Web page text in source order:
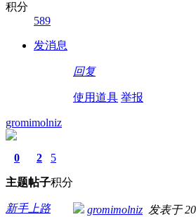
积分
589
发消息
回复
使用道具 举报
gromimolniz
0
主题
2
帖子
5
积分
新手上路 gromimolniz 发表于